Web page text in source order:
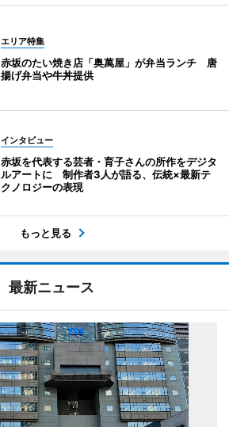
エリア特集
赤坂のたい焼き店「奥萬屋」が弁当ランチ 唐
揚げ弁当や牛丼提供
インタビュー
赤坂を代表する芸者・育子さんの所作をデジタ
ルアートに 制作者3人が語る、伝統×最新テ
クノロジーの表現
もっと見る
最新ニュース